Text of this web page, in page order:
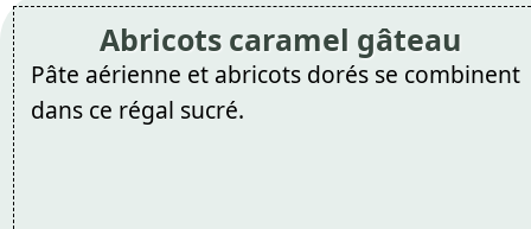
Abricots caramel gâteau
Pâte aérienne et abricots dorés se combinent
dans ce régal sucré.